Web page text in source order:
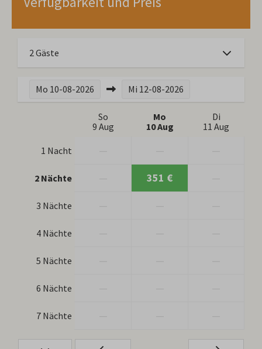
2 Gäste
Mo 10-08-2026 Mi 12-08-2026
So
9 Aug
Mo
10 Aug
Di
11 Aug
1 Nacht
2 Nächte 351 €
3 Nächte
4 Nächte
5 Nächte
6 Nächte
7 Nächte